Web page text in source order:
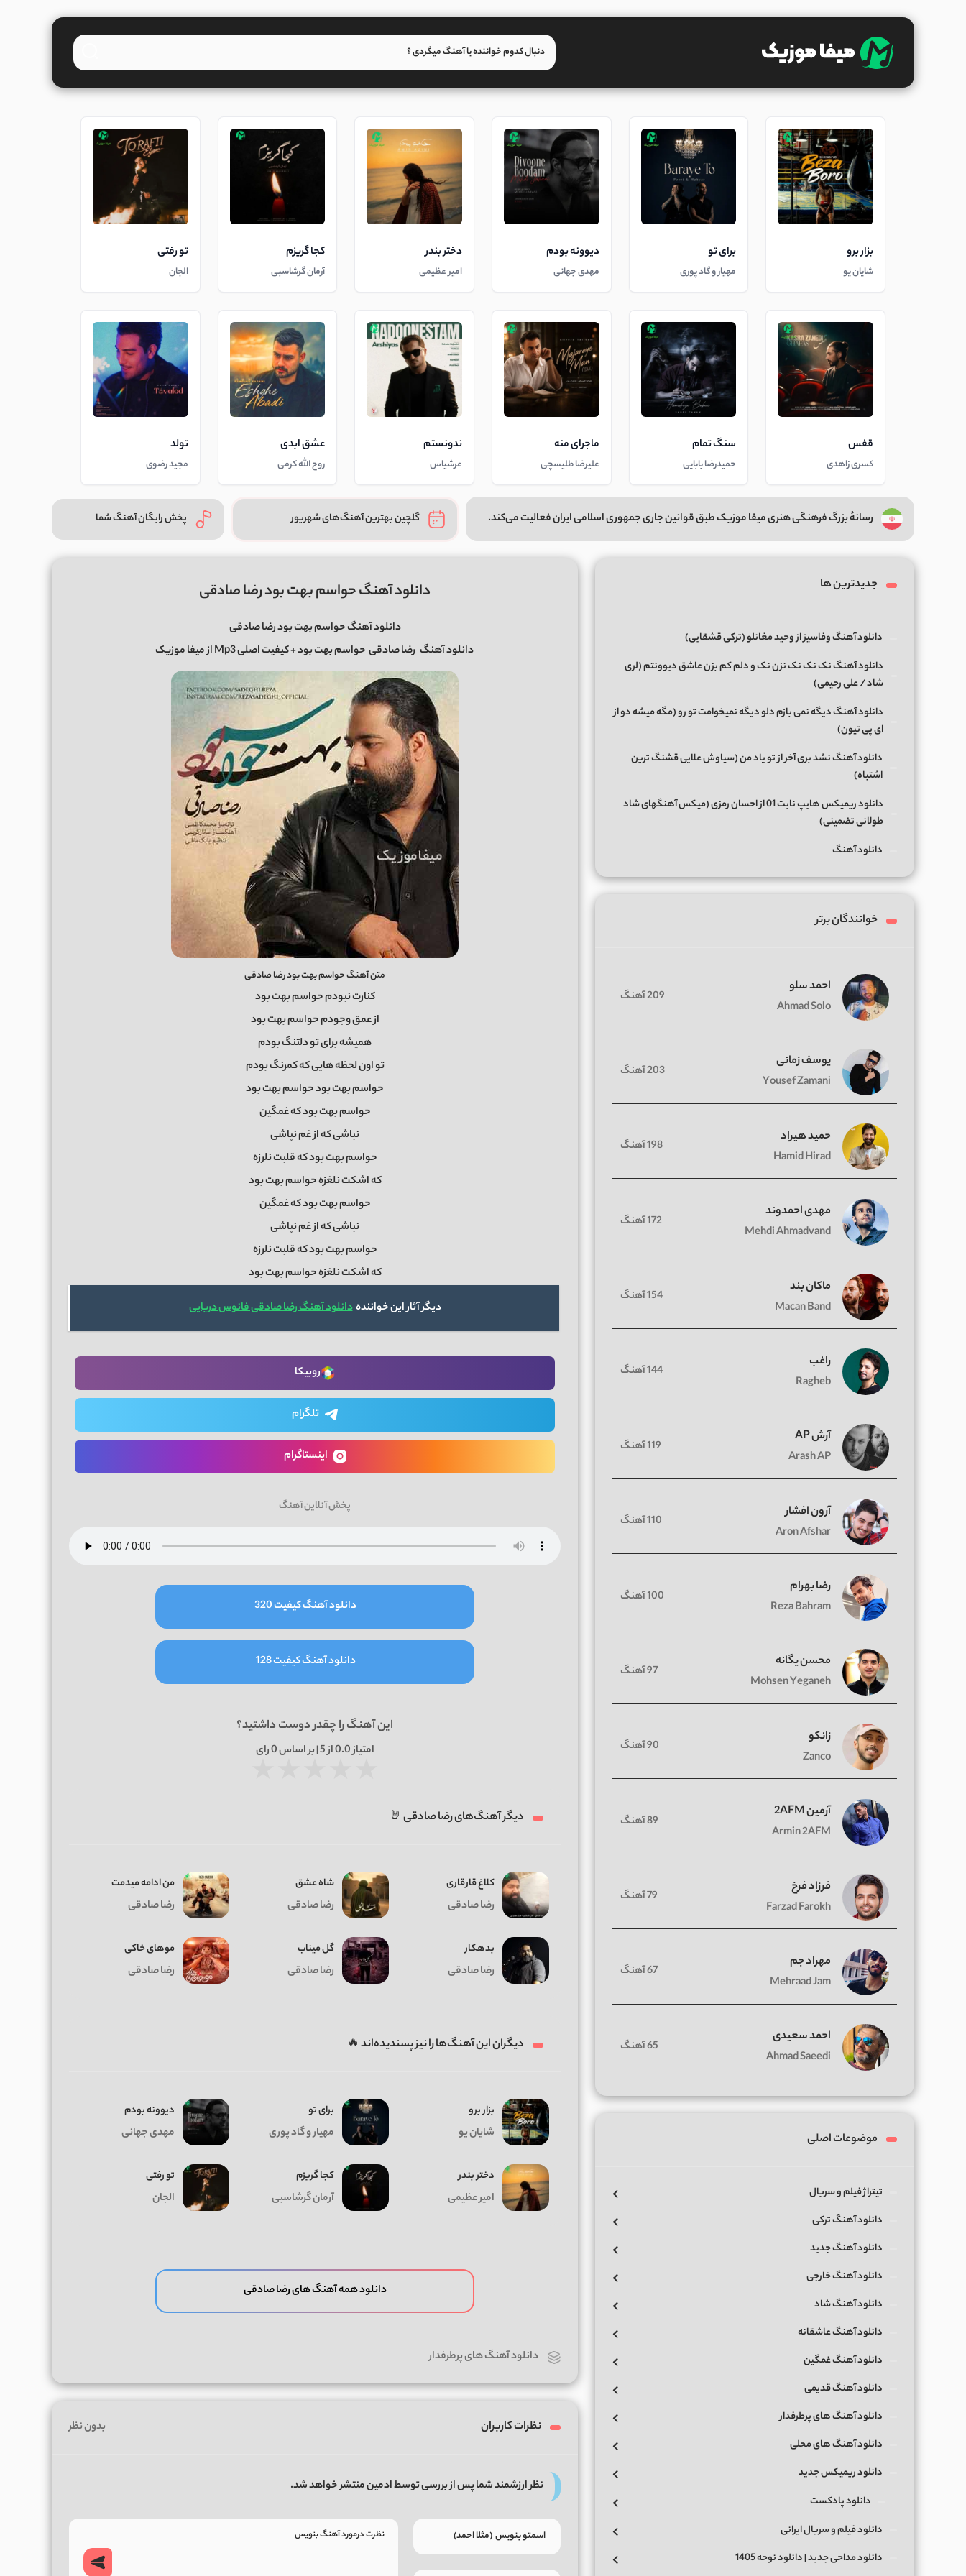
بزار برو
شایان یو
برای تو
مهیار و گاد پوری
دیوونه بودم
مهدی جهانی
دختر بندر
امیر عظیمی
کجا گریزم
آرمان گرشاسبی
تو رفتی
الجان
قفس
کسری زاهدی
سنگ تمام
حمیدرضا بابایی
ماجرای منه
علیرضا طلیسچی
ندونستم
عرشیاس
عشق ابدی
روح الله کرمی
تولد
مجید رضوی
رسانهٔ بزرگ فرهنگی هنری میفا موزیک طبق قوانین جاری جمهوری اسلامی ایران فعالیت می‌کند. گلچین بهترین آهنگ‌های شهریور پخش رایگان آهنگ شما
دانلود آهنگ حواسم بهت بود رضا صادقی
دانلود آهنگ حواسم بهت بود رضا صادقی
دانلود آهنگ رضا صادقی حواسم بهت بود + کیفیت اصلی Mp3 از میفا موزیک
متن آهنگ حواسم بهت بود رضا صادقی
کنارت نبودم حواسم بهت بود
از عمق وجودم حواسم بهت بود
همیشه برای تو دلتنگ بودم
تو اون لحظه هایی که کمرنگ بودم
حواسم بهت بود حواسم بهت بود
حواسم بهت بود که غمگین
نباشی که از غم نپاشی
حواسم بهت بود که قلبت نلرزه
که اشکت نلغزه حواسم بهت بود
حواسم بهت بود که غمگین
نباشی که از غم نپاشی
حواسم بهت بود که قلبت نلرزه
که اشکت نلغزه حواسم بهت بود
دیگر آثار این خوانندهدانلود آهنگ رضا صادقی فانوس دریایی
روبیکا
تلگرام
اینستاگرام
پخش آنلاین آهنگ
دانلود آهنگ کیفیت 320
دانلود آهنگ کیفیت 128
این آهنگ را چقدر دوست داشتید؟
امتیاز0.0از 5 | بر اساس 0رای
دیگر آهنگ‌های رضا صادقی 🤘
کلاغ قارقاری
رضا صادقی
شاه عشق
رضا صادقی
من ادامه میدمت
رضا صادقی
بدهکار
رضا صادقی
گل میناب
رضا صادقی
موهای خاکی
رضا صادقی
دیگران این آهنگ‌ها را نیز پسندیده‌اند 🔥
بزار برو
شایان یو
برای تو
مهیار و گاد پوری
دیوونه بودم
مهدی جهانی
دختر بندر
امیر عظیمی
کجا گریزم
آرمان گرشاسبی
تو رفتی
الجان
دانلود همه آهنگ های رضا صادقی
دانلود آهنگ های پرطرفدار
نظرات کاربران بدون نظر
نظر ارزشمند شما پس از بررسی توسط ادمین منتشر خواهد شد.
جدیدترین ها
دانلود آهنگ وفاسیز از وحید مغانلو (ترکی قشقایی)
دانلود آهنگ نک نک نک نزن نک و دلم کم بزن عاشق دیوونتم (لری
شاد / علی رحیمی)
دانلود آهنگ دیگه نمی بازم دلو دیگه نمیخوامت تو رو (مگه میشه دو از
ای پی تیون)
دانلود آهنگ نشد بری آخر از تو یاد من (سیاوش علایی قشنگ ترین
اشتباه)
دانلود ریمیکس هایپ نایت 01 از احسان رمزی (میکس آهنگهای شاد
طولانی تضمینی)
دانلود آهنگ
خوانندگان برتر
احمد سلو
Ahmad Solo
209 آهنگ
یوسف زمانی
Yousef Zamani
203 آهنگ
حمید هیراد
Hamid Hirad
198 آهنگ
مهدی احمدوند
Mehdi Ahmadvand
172 آهنگ
ماکان بند
Macan Band
154 آهنگ
راغب
Ragheb
144 آهنگ
آرش AP
Arash AP
119 آهنگ
آرون افشار
Aron Afshar
110 آهنگ
رضا بهرام
Reza Bahram
100 آهنگ
محسن یگانه
Mohsen Yeganeh
97 آهنگ
زانکو
Zanco
90 آهنگ
آرمین 2AFM
Armin 2AFM
89 آهنگ
فرزاد فرخ
Farzad Farokh
79 آهنگ
مهراد جم
Mehraad Jam
67 آهنگ
احمد سعیدی
Ahmad Saeedi
65 آهنگ
موضوعات اصلی
تیتراژ فیلم و سریال
دانلود آهنگ ترکی
دانلود آهنگ جدید
دانلود آهنگ خارجی
دانلود آهنگ شاد
دانلود آهنگ عاشقانه
دانلود آهنگ غمگین
دانلود آهنگ قدیمی
دانلود آهنگ های پرطرفدار
دانلود آهنگ های محلی
دانلود ریمیکس جدید
دانلود پادکست
دانلود فیلم و سریال ایرانی
دانلود مداحی جدید | دانلود نوحه 1405